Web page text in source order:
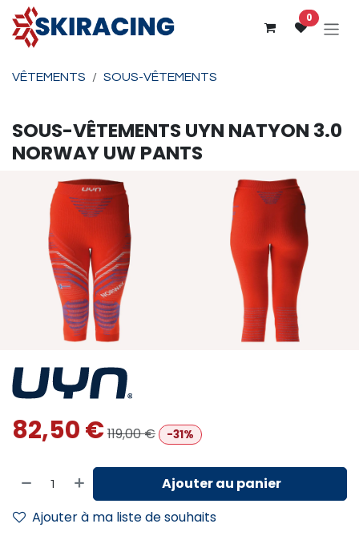
Se rendre au contenu
0
VÊTEMENTS SOUS-VÊTEMENTS
SOUS-VÊTEMENTS UYN NATYON 3.0
NORWAY UW PANTS
82,50€119,00€ -31%
Ajouter au panier
Ajouter à ma liste de souhaits